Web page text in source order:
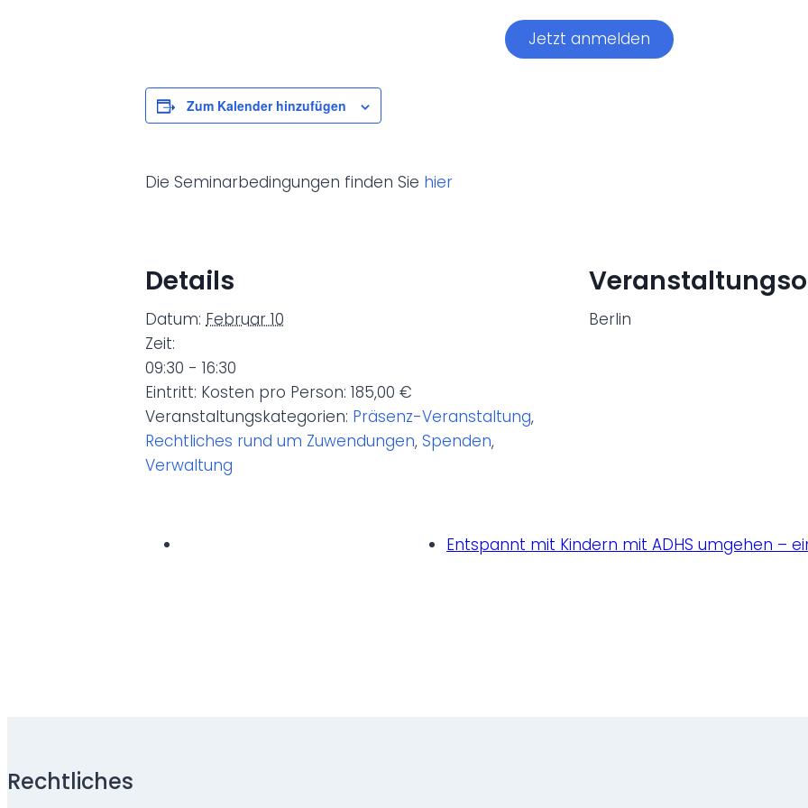
g
e
Jetzt anmelden
Zum Kalender hinzufügen
Die Seminarbedingungen finden Sie hier
Details
Datum: Februar 10
Zeit:
09:30 - 16:30
Eintritt: Kosten pro Person: 185,00 €
Veranstaltungskategorien: Präsenz-Veranstaltung,
Rechtliches rund um Zuwendungen, Spenden,
Verwaltung
Berlin
Entspannt mit Kindern mit ADHS umgehen –
Rechtliches